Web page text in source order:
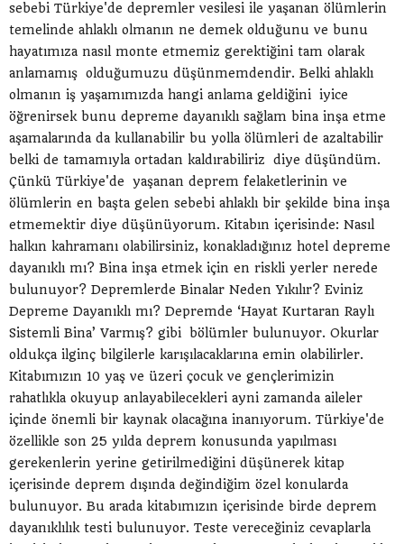
sebebi Türkiye'de depremler vesilesi ile yaşanan ölümlerin
temelinde ahlaklı olmanın ne demek olduğunu ve bunu
hayatımıza nasıl monte etmemiz gerektiğini tam olarak
anlamamış olduğumuzu düşünmemdendir. Belki ahlaklı
olmanın iş yaşamımızda hangi anlama geldiğini iyice
öğrenirsek bunu depreme dayanıklı sağlam bina inşa etme
aşamalarında da kullanabilir bu yolla ölümleri de azaltabilir
belki de tamamıyla ortadan kaldırabiliriz diye düşündüm.
Çünkü Türkiye'de yaşanan deprem felaketlerinin ve
ölümlerin en başta gelen sebebi ahlaklı bir şekilde bina inşa
etmemektir diye düşünüyorum. Kitabın içerisinde: Nasıl
halkın kahramanı olabilirsiniz, konakladığınız hotel depreme
dayanıklı mı? Bina inşa etmek için en riskli yerler nerede
bulunuyor? Depremlerde Binalar Neden Yıkılır? Eviniz
Depreme Dayanıklı mı? Depremde ‘Hayat Kurtaran Raylı
Sistemli Bina’ Varmış? gibi bölümler bulunuyor. Okurlar
oldukça ilginç bilgilerle karışılacaklarına emin olabilirler.
Kitabımızın 10 yaş ve üzeri çocuk ve gençlerimizin
rahatlıkla okuyup anlayabilecekleri ayni zamanda aileler
içinde önemli bir kaynak olacağına inanıyorum. Türkiye'de
özellikle son 25 yılda deprem konusunda yapılması
gerekenlerin yerine getirilmediğini düşünerek kitap
içerisinde deprem dışında değindiğim özel konularda
bulunuyor. Bu arada kitabımızın içerisinde birde deprem
dayanıklılık testi bulunuyor. Teste vereceğiniz cevaplarla